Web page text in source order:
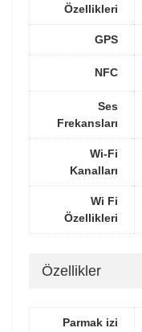
Özellikleri
GPS
NFC
Ses
Frekansları
Wi-Fi
Kanalları
Wi Fi
Özellikleri
Özellikler
Parmak izi